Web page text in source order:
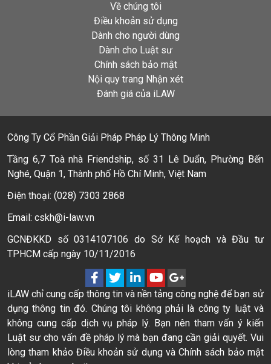
Về chúng tôi
Điều khoản sử dụng
Dành cho người dùng
Dành cho Luật sư
Chính sách bảo mật
Nội quy trang Nhận xét
Đánh giá của iLAW
Công Ty Cổ Phần Giải Pháp Pháp Lý Thông Minh
Tầng 6,7 Toà nhà Friendship, số 31 Lê Duẩn, Phường Bến
Nghé, Quận 1, Thành phố Hồ Chí Minh, Việt Nam
Điện thoại: (028) 7303 2868
Email: cskh@i-law.vn
GCNĐKKD số 0314107106 do Sở Kế hoạch và Đầu tư
TPHCM cấp ngày 10/11/2016
iLAW chỉ cung cấp thông tin và nền tảng công nghệ để bạn sử
dụng thông tin đó. Chúng tôi không phải là công ty luật và
không cung cấp dịch vụ pháp lý. Bạn nên tham vấn ý kiến
Luật sư cho vấn đề pháp lý mà bạn đang cần giải quyết. Vui
lòng tham khảo Điều khoản sử dụng và Chính sách bảo mật